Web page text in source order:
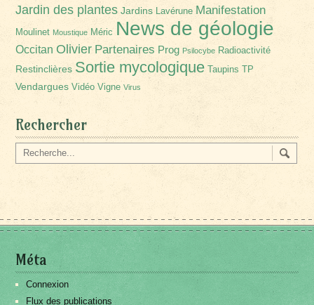
Jardin des plantes Jardins Lavérune Manifestation
Moulinet Moustique Méric News de géologie
Occitan Olivier Partenaires Prog Psilocybe Radioactivité
Restinclières Sortie mycologique Taupins TP
Vendargues Vidéo Vigne Virus
Rechercher
Méta
Connexion
Flux des publications